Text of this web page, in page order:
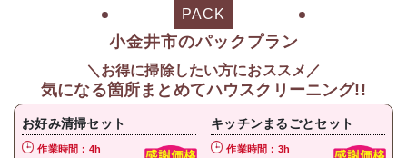
PACK
小金井市のパックプラン
＼お得に掃除したい方におススメ／
気になる箇所まとめてハウスクリーニング!!
お好み清掃セット
作業時間：4h
キッチンまるごとセット
作業時間：3h